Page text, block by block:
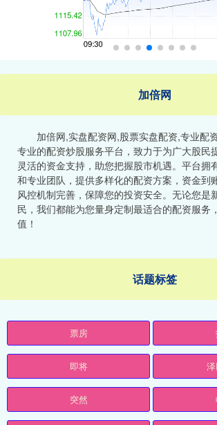
加倍网
加倍网,实盘配资网,股票实盘配资,专业配
专业的配资炒股服务平台，致力于为广大股民
灵活的资金支持，助您把握股市机遇。平台拥
和专业团队，提供多样化的配资方案，资金到
风控机制完善，保障您的投资安全。无论您是
民，我们都能为您量身定制最适合的配资服务
值！
话题标签
票房
即将
突然